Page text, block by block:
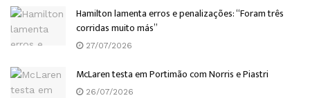
Hamilton lamenta erros e penalizações: “Foram três
corridas muito más”
27/07/2026
McLaren testa em Portimão com Norris e Piastri
26/07/2026